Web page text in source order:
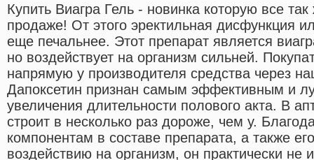
Купить Виагра Гель - новинка которую все
продаже! От этого эректильная дисфункция
еще печальнее. Этот препарат является
но воздействует на организм сильней.
напрямую у производителя средства через
Дапоксетин признан самым эффективным и
увеличения длительности полового акта. В
строит в несколько раз дороже, чем у.
компонентам в составе препарата, а также
воздействию на организм, он практически